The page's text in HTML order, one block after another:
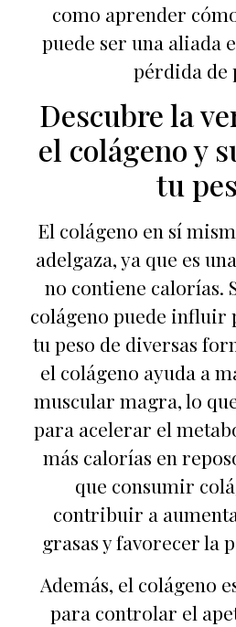
como aprender
puede ser una aliada
pérdida de
Descubre la
el colágeno y
tu
El colágeno en sí
adelgaza, ya que es
no contiene calorías.
colágeno puede influir
tu peso de diversas
el colágeno ayuda a
muscular magra, lo
para acelerar el
más calorías en
que consumir
contribuir a
grasas y favorecer la
Además, el colágeno
para controlar el